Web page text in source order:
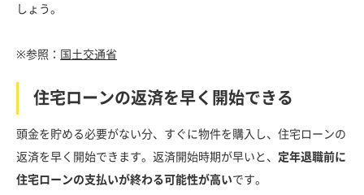
しょう。
※参照： 国土交通省
住宅ローンの返済を早く開始できる
頭金を貯める必要がない分、すぐに物件を購入し、住宅ローンの
返済を早く開始できます。返済開始時期が早いと、 定年退職前に
住宅ローンの支払いが終わる可能性が高いです。